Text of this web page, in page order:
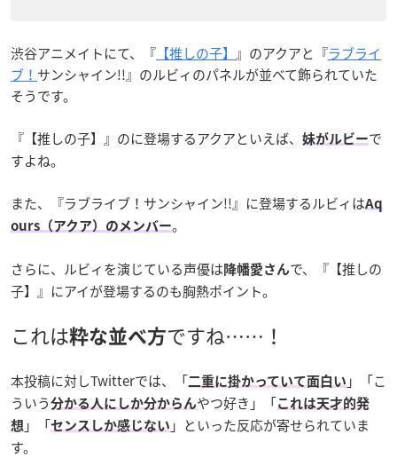
渋谷アニメイトにて、『 【推しの子】 』のアクアと『ラブライ
ブ！ サンシャイン!!』のルビィのパネルが並べて飾られていた
そうです。
『【推しの子】』のに登場するアクアといえば、 妹がルビーで
すよね。
また、『ラブライブ！サンシャイン!!』に登場するルビィはAq
ours（アクア）のメンバー。
さらに、ルビィを演じている声優は 降幡愛さんで、『【推しの
子】』にアイが登場するのも胸熱ポイント。
これは粋な並べ方ですね……！
本投稿に対しTwitterでは、「二重に掛かっていて面白い 」「こ
ういう 分かる人にしか分からんやつ好き」「これは天才的発
想 」「センスしか感じない 」といった反応が寄せられていま
す。